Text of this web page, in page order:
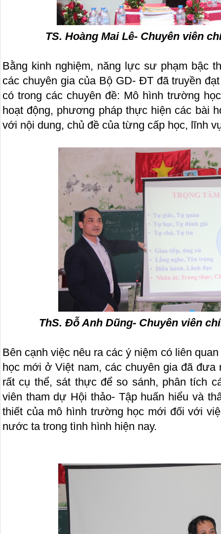
TS. Hoàng Mai Lê- Chuyên viên
Bằng kinh nghiệm, năng lực sư phạm bậc
các chuyên gia của Bộ GD- ĐT đã truyền
có trong các chuyên đề: Mô hình trường
hoạt động, phương pháp thực hiện các bài
với nội dung, chủ đề của từng cấp học, lĩnh
ThS. Đỗ Anh Dũng- Chuyên viên
Bên cạnh việc nêu ra các ý niệm có liên
học mới ở Việt nam, các chuyên gia đã
rất cụ thể, sát thực để so sánh, phân tích
viên tham dự Hội thảo- Tập huấn hiểu và
thiết của mô hình trường học mới đối với
nước ta trong tình hình hiện nay.